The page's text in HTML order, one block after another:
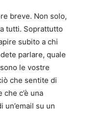
breve. Non solo,
tutti. Soprattutto
subito a chi
parlare, quale
le vostre
che sentite di
c’è una
su un